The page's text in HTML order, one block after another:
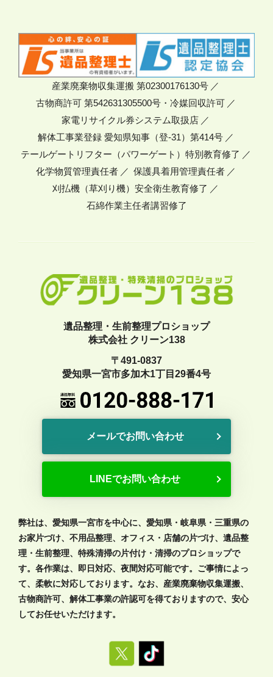
産業廃棄物収集運搬 第02300176130号
古物商許可 第542631305500号・冷媒回収許可
家電リサイクル券システム取扱店
解体工事業登録 愛知県知事（登-31）第414号
テールゲートリフター（パワーゲート）特別教育修了
化学物質管理責任者
保護具着用管理責任者
刈払機（草刈り機）安全衛生教育修了
石綿作業主任者講習修了
遺品整理・生前整理プロショップ
株式会社 クリーン138
〒491-0837
愛知県一宮市多加木1丁目29番4号
メールでお問い合わせ
LINEでお問い合わせ
弊社は、愛知県一宮市を中心に、愛知県・岐阜県・三重県の
お家片づけ、不用品整理、オフィス・店舗の片づけ、遺品整
理・生前整理、特殊清掃の片付け・清掃のプロショップで
す。各作業は、即日対応、夜間対応可能です。ご事情によっ
て、柔軟に対応しております。なお、産業廃棄物収集運搬、
古物商許可、解体工事業の許認可を得ておりますので、安心
してお任せいただけます。